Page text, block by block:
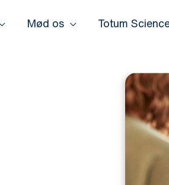
Mød os Totum